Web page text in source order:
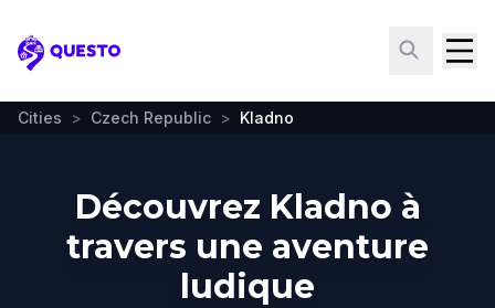
Questo
Cities > Czech Republic > Kladno
Découvrez Kladno à
travers une aventure
ludique